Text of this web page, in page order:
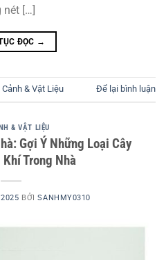
nét […]
ĐỌC →
Cảnh & Vật Liệu Để lại bình luận
& VẬT LIỆU
Gợi Ý Những Loại Cây
Trong Nhà
BỞISANHMY0310